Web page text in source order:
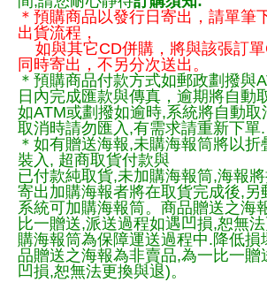
＊預購商品以發行日寄出，請單筆
出貨流程，
如與其它CD併購，將與該張訂單
同時寄出，不另分次送出。
＊預購商品付款方式如郵政劃撥與
日內完成匯款與傳真，逾期將自動
如ATM或劃撥如逾時,系統將自動取
取消時請勿匯入,有需求請重新下單.
＊如有贈送海報,未購海報筒將以
裝入, 超商取貨付款與
已付款純取貨,未加購海報筒,海報
寄出加購海報者將在取貨完成後,另
系統可加購海報筒。商品贈送之海
比一贈送,派送過程如遇凹損,恕無
購海報筒為保障運送過程中.降低損
品贈送之海報為非賣品,為一比一贈
凹損,恕無法更換與退)。